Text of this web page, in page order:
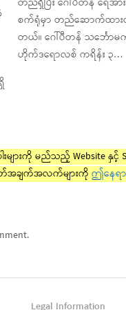
စက်ရုံမှာ တည်ဆောက်ထားတ
တယ်။ ‌ဂေါ်ပီတန် သင်္ဘောမ
ဟိုက်ဒရောလစ် ကရိန်း ၃…
များကို မည်သည့် Website နှင့်
အချက်အလက်များကို ဤနေရာ